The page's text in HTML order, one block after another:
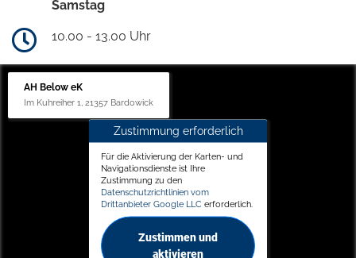
Samstag
10.00 - 13.00 Uhr
AH Below eK
Im Kuhreiher 1, 21357 Bardowick
Zustimmung erforderlich
Für die Aktivierung der Karten- und
Navigationsdienste ist Ihre
Zustimmung zu den
Datenschutzrichtlinien vom
Drittanbieter Google LLC erforderlich.
Zustimmen und
aktivieren